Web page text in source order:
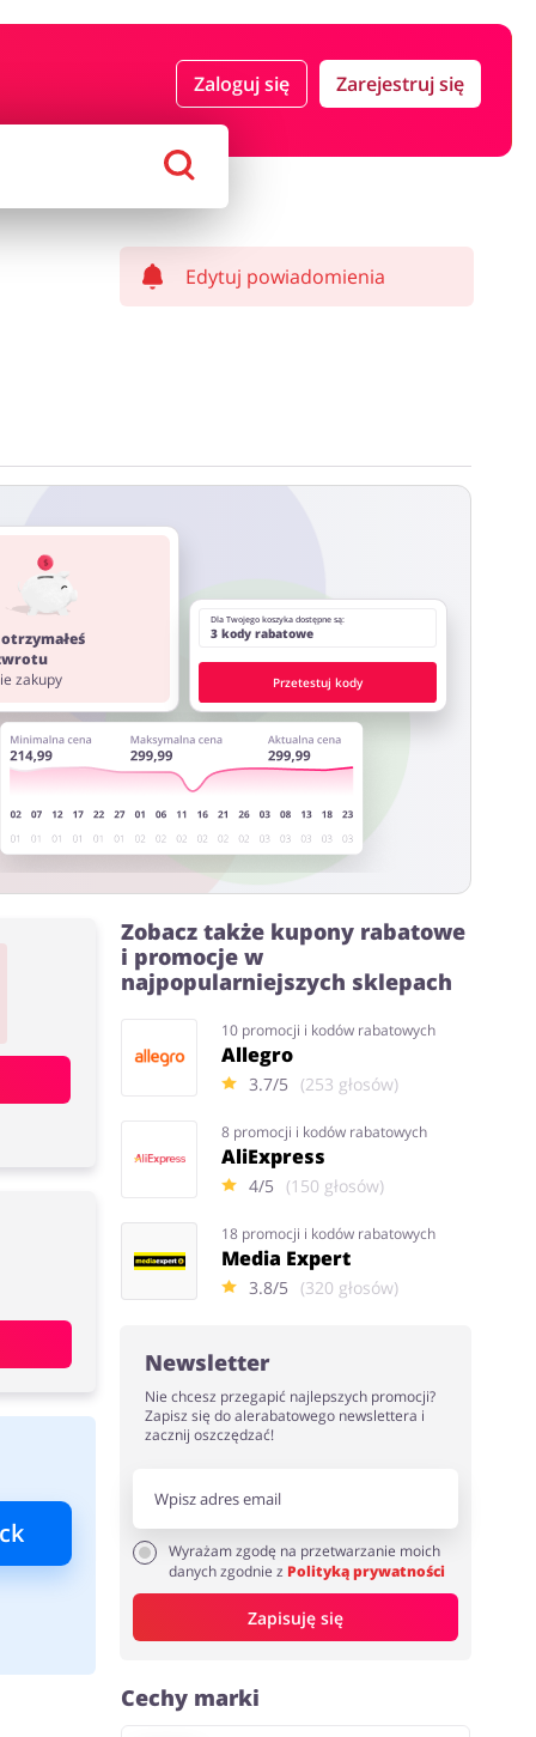
Zaloguj się Zarejestruj się
Edytuj powiadomienia
oraz może być naliczony od kwoty zamówienia
z innych stron lub rozszerzeń do przeglądarki
zakupy
Dla Twojego koszyka dostępne są:
3 kody rabatowe
Przetestuj kody
Zobacz także kupony rabatowe
i promocje w
najpopularniejszych sklepach
10 promocji i kodów rabatowych
Allegro
3.7/5 (253 głosów)
8 promocji i kodów rabatowych
AliExpress
4/5 (150 głosów)
18 promocji i kodów rabatowych
Media Expert
3.8/5 (320 głosów)
Newsletter
Nie chcesz przegapić najlepszych promocji?
Zapisz się do alerabatowego newslettera i
zacznij oszczędzać!
Wyrażam zgodę na przetwarzanie moich
danych zgodnie z Polityką prywatności
Zapisuję się
Cechy marki